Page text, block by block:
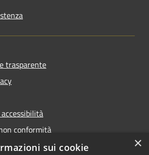
trasparente
conformità
×
sui cookie